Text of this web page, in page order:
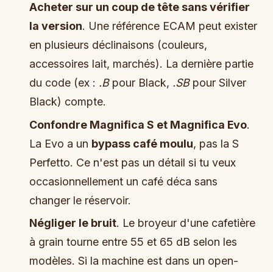
Acheter sur un coup de tête sans vérifier
la version. Une référence ECAM peut exister
en plusieurs déclinaisons (couleurs,
accessoires lait, marchés). La dernière partie
du code (ex : .Bpour Black, .SBpour Silver
Black) compte.
Confondre Magnifica S et Magnifica Evo.
La Evo a un bypass café moulu, pas la S
Perfetto. Ce n'est pas un détail si tu veux
occasionnellement un café déca sans
changer le réservoir.
Négliger le bruit. Le broyeur d'une cafetière
à grain tourne entre 55 et 65 dB selon les
modèles. Si la machine est dans un open-